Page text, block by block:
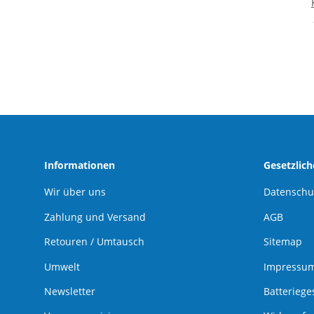
Informationen
Wir über uns
Zahlung und Versand
Retouren / Umtausch
Umwelt
Newsletter
AGB
Sitemap